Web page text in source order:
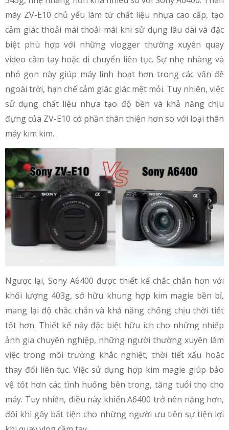
máy ZV-E10 chủ yếu làm từ chất liệu nhựa cao cấp, tạo
cảm giác thoải mái thoải mái khi sử dụng lâu dài và đặc
biệt phù hợp với những vlogger thường xuyên quay
video cầm tay hoặc di chuyển liên tục. Sự nhẹ nhàng và
nhỏ gọn này giúp máy linh hoạt hơn trong các vấn đề
ngoài trời, hạn chế cảm giác giác mệt mỏi. Tuy nhiên, việc
sử dụng chất liệu nhựa tạo độ bền và khả năng chịu
đựng của ZV-E10 có phần thân thiện hơn so với loại thân
máy kim kim.
Ngược lại, Sony A6400 được thiết kế chắc chắn hơn với
khối lượng 403g, sở hữu khung hợp kim magie bền bỉ,
mang lại độ chắc chắn và khả năng chống chịu thời tiết
tốt hơn. Thiết kế này đặc biệt hữu ích cho những nhiếp
ảnh gia chuyên nghiệp, những người thường xuyên làm
việc trong môi trường khắc nghiệt, thời tiết xấu hoặc
thay đổi liên tục. Việc sử dụng hợp kim magie giúp bảo
vệ tốt hơn các tình huống bên trong, tăng tuổi thọ cho
máy. Tuy nhiên, điều này khiến A6400 trở nên nặng hơn,
đôi khi gây bất tiện cho những người ưu tiên sự tiện lợi